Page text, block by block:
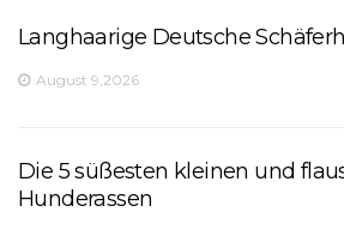
Langhaarige Deutsche
August 9,2026
Die 5 süßesten kleinen und
Hunderassen